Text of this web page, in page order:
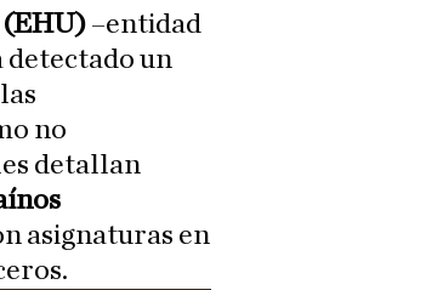
(EHU) –entidad
detectado un
no
detallan
asignaturas en